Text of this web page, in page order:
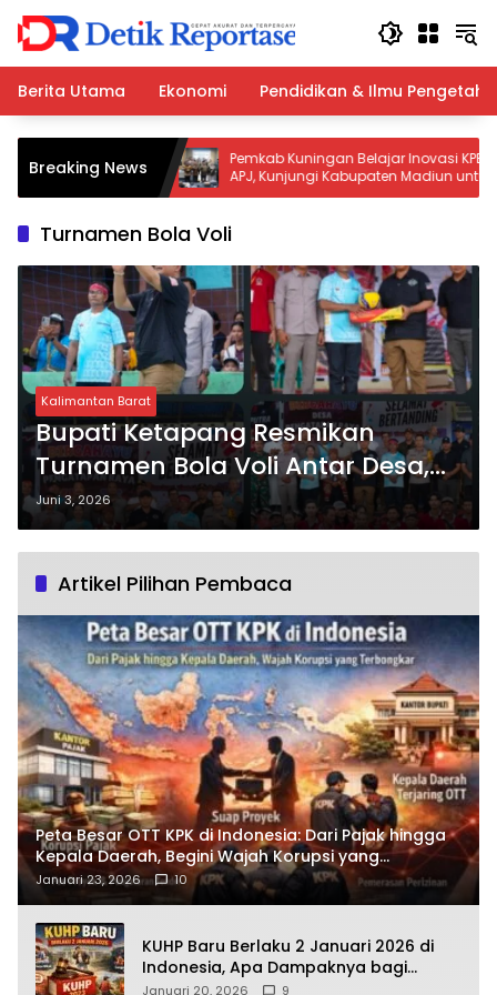
Langsung
konten
Berita Utama
Ekonomi Pendidikan & Ilmu
Breaking News
Terbakar:
Pemkab Kuningan Belajar Inovasi KPBU
APJ, Kunjungi Kabupaten Madiun untuk
Genjot Infrastruktur
Turnamen Bola Voli
Kalimantan Barat
Bupati Ketapang Resmikan
Turnamen Bola Voli Antar Desa,
Momentum HUT ke-16
Pengatapan Raya Perkuat
Juni 3, 2026
Artikel Pilihan Pembaca
Peta Besar OTT KPK di Indonesia: Dari Pajak hingga
Kepala Daerah, Begini Wajah Korupsi yang
Terbongkar
Januari 23, 2026 10
KUHP Baru Berlaku 2 Januari 2026 di
Indonesia, Apa Dampaknya bagi
Kehidupan Warga? Ini Aturan Kunci
Januari 20, 2026 9